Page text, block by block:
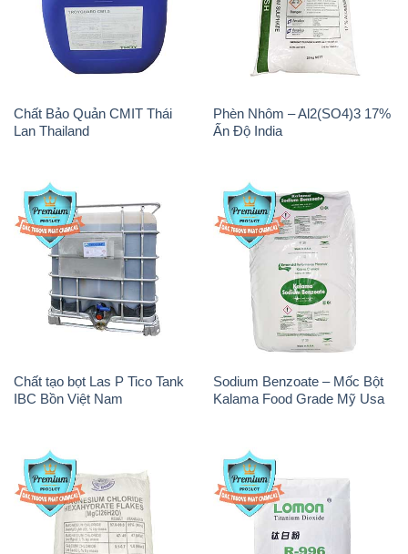
Chất Bảo Quản CMIT Thái
Lan Thailand
Phèn Nhôm – Al2(SO4)3 17%
Ấn Độ India
Chất tạo bọt Las P Tico Tank
IBC Bồn Việt Nam
Sodium Benzoate – Mốc Bột
Kalama Food Grade Mỹ Usa